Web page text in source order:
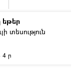
եթեր
տեսություն
4 ր